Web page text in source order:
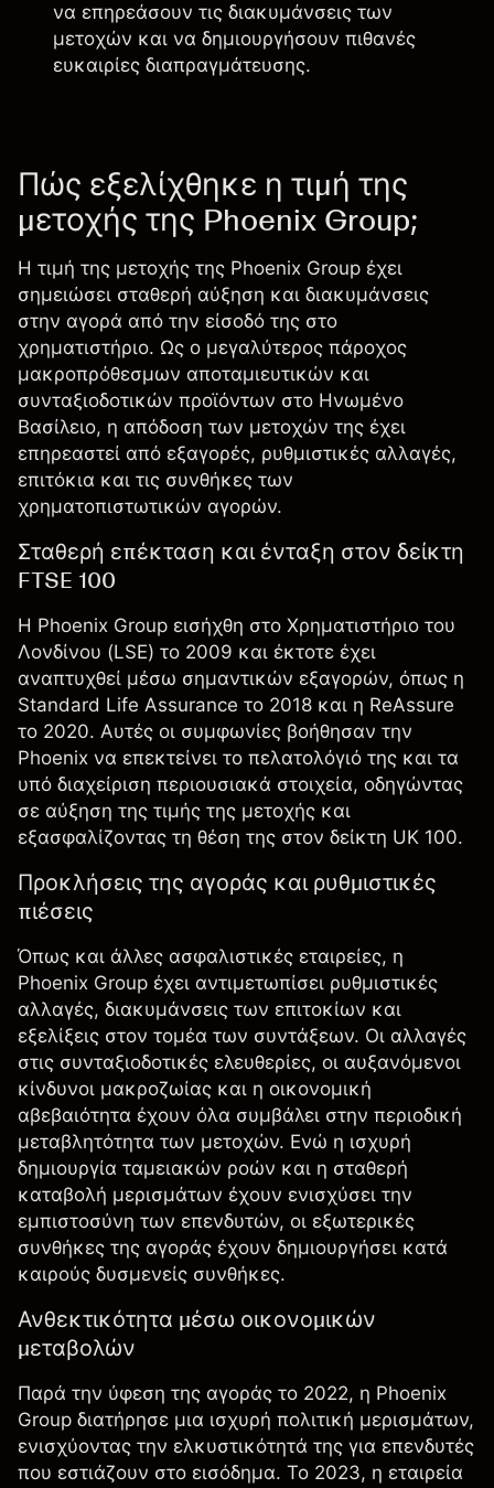
να επηρεάσουν τις διακυμάνσεις των
μετοχών και να δημιουργήσουν πιθανές
ευκαιρίες διαπραγμάτευσης.
Πώς εξελίχθηκε η τιμή της
μετοχής της Phoenix Group;
Η τιμή της μετοχής της Phoenix Group έχει
σημειώσει σταθερή αύξηση και διακυμάνσεις
στην αγορά από την είσοδό της στο
χρηματιστήριο. Ως ο μεγαλύτερος πάροχος
μακροπρόθεσμων αποταμιευτικών και
συνταξιοδοτικών προϊόντων στο Ηνωμένο
Βασίλειο, η απόδοση των μετοχών της έχει
επηρεαστεί από εξαγορές, ρυθμιστικές αλλαγές,
επιτόκια και τις συνθήκες των
χρηματοπιστωτικών αγορών.
Σταθερή επέκταση και ένταξη στον δείκτη
FTSE 100
Η Phoenix Group εισήχθη στο Χρηματιστήριο του
Λονδίνου (LSE) το 2009 και έκτοτε έχει
αναπτυχθεί μέσω σημαντικών εξαγορών, όπως η
Standard Life Assurance το 2018 και η ReAssure
το 2020. Αυτές οι συμφωνίες βοήθησαν την
Phoenix να επεκτείνει το πελατολόγιό της και τα
υπό διαχείριση περιουσιακά στοιχεία, οδηγώντας
σε αύξηση της τιμής της μετοχής και
εξασφαλίζοντας τη θέση της στον δείκτη UK 100.
Προκλήσεις της αγοράς και ρυθμιστικές
πιέσεις
Όπως και άλλες ασφαλιστικές εταιρείες, η
Phoenix Group έχει αντιμετωπίσει ρυθμιστικές
αλλαγές, διακυμάνσεις των επιτοκίων και
εξελίξεις στον τομέα των συντάξεων. Οι αλλαγές
στις συνταξιοδοτικές ελευθερίες, οι αυξανόμενοι
κίνδυνοι μακροζωίας και η οικονομική
αβεβαιότητα έχουν όλα συμβάλει στην περιοδική
μεταβλητότητα των μετοχών. Ενώ η ισχυρή
δημιουργία ταμειακών ροών και η σταθερή
καταβολή μερισμάτων έχουν ενισχύσει την
εμπιστοσύνη των επενδυτών, οι εξωτερικές
συνθήκες της αγοράς έχουν δημιουργήσει κατά
καιρούς δυσμενείς συνθήκες.
Ανθεκτικότητα μέσω οικονομικών
μεταβολών
Παρά την ύφεση της αγοράς το 2022, η Phoenix
Group διατήρησε μια ισχυρή πολιτική μερισμάτων,
ενισχύοντας την ελκυστικότητά της για επενδυτές
που εστιάζουν στο εισόδημα. Το 2023, η εταιρεία